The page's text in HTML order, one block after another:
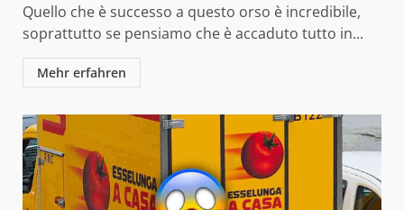
Quello che è successo a questo orso è incredibile,
soprattutto se pensiamo che è accaduto tutto in...
Mehr erfahren